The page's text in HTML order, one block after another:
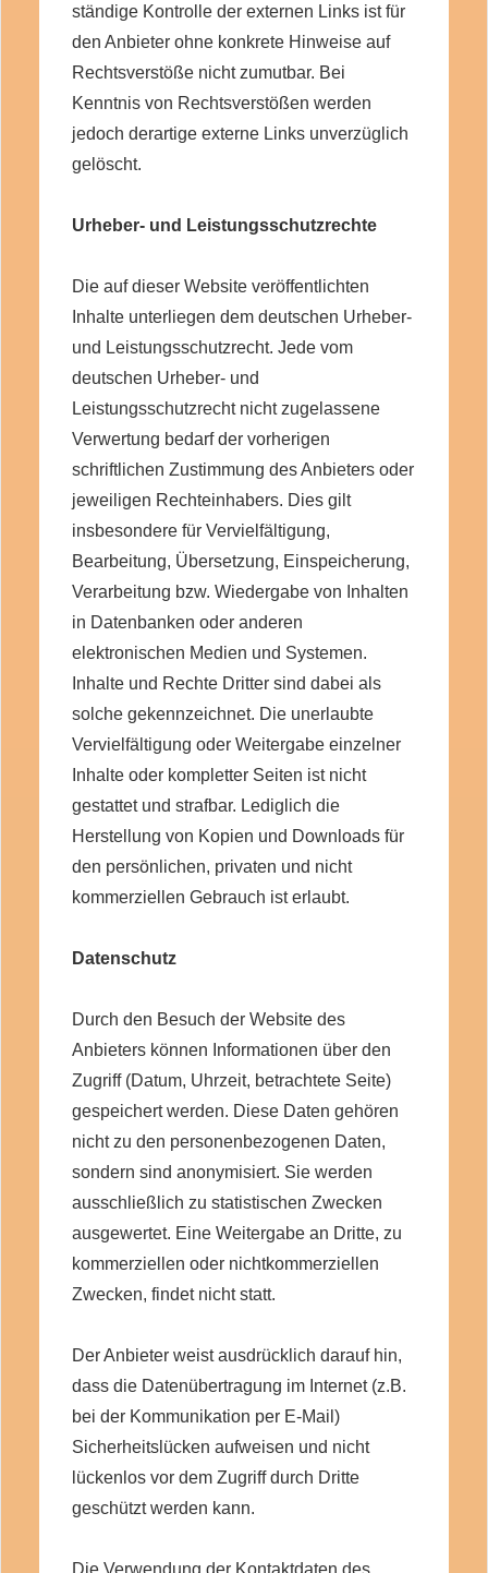
ständige Kontrolle der externen Links ist für
den Anbieter ohne konkrete Hinweise auf
Rechtsverstöße nicht zumutbar. Bei
Kenntnis von Rechtsverstößen werden
jedoch derartige externe Links unverzüglich
gelöscht.
Urheber- und Leistungsschutzrechte
Die auf dieser Website veröffentlichten
Inhalte unterliegen dem deutschen Urheber-
und Leistungsschutzrecht. Jede vom
deutschen Urheber- und
Leistungsschutzrecht nicht zugelassene
Verwertung bedarf der vorherigen
schriftlichen Zustimmung des Anbieters oder
jeweiligen Rechteinhabers. Dies gilt
insbesondere für Vervielfältigung,
Bearbeitung, Übersetzung, Einspeicherung,
Verarbeitung bzw. Wiedergabe von Inhalten
in Datenbanken oder anderen
elektronischen Medien und Systemen.
Inhalte und Rechte Dritter sind dabei als
solche gekennzeichnet. Die unerlaubte
Vervielfältigung oder Weitergabe einzelner
Inhalte oder kompletter Seiten ist nicht
gestattet und strafbar. Lediglich die
Herstellung von Kopien und Downloads für
den persönlichen, privaten und nicht
kommerziellen Gebrauch ist erlaubt.
Datenschutz
Durch den Besuch der Website des
Anbieters können Informationen über den
Zugriff (Datum, Uhrzeit, betrachtete Seite)
gespeichert werden. Diese Daten gehören
nicht zu den personenbezogenen Daten,
sondern sind anonymisiert. Sie werden
ausschließlich zu statistischen Zwecken
ausgewertet. Eine Weitergabe an Dritte, zu
kommerziellen oder nichtkommerziellen
Zwecken, findet nicht statt.
Der Anbieter weist ausdrücklich darauf hin,
dass die Datenübertragung im Internet (z.B.
bei der Kommunikation per E-Mail)
Sicherheitslücken aufweisen und nicht
lückenlos vor dem Zugriff durch Dritte
geschützt werden kann.
Die Verwendung der Kontaktdaten des